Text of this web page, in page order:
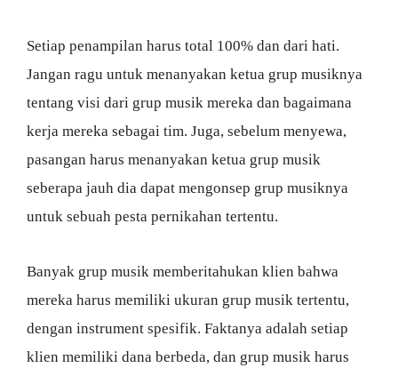
Setiap penampilan harus total 100% dan dari hati.
Jangan ragu untuk menanyakan ketua grup musiknya
tentang visi dari grup musik mereka dan bagaimana
kerja mereka sebagai tim. Juga, sebelum menyewa,
pasangan harus menanyakan ketua grup musik
seberapa jauh dia dapat mengonsep grup musiknya
untuk sebuah pesta pernikahan tertentu.
Banyak grup musik memberitahukan klien bahwa
mereka harus memiliki ukuran grup musik tertentu,
dengan instrument spesifik. Faktanya adalah setiap
klien memiliki dana berbeda, dan grup musik harus